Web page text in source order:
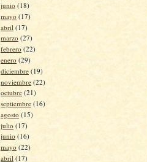
junio (18)
mayo (17)
abril (17)
marzo (27)
febrero (22)
enero (29)
diciembre (19)
noviembre (22)
octubre (21)
septiembre (16)
agosto (15)
julio (17)
junio (16)
mayo (22)
abril (17)